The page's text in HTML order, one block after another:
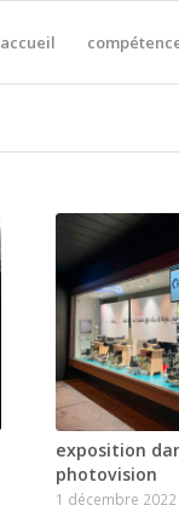
accueil
exposition
photovision
1 décembre 2022